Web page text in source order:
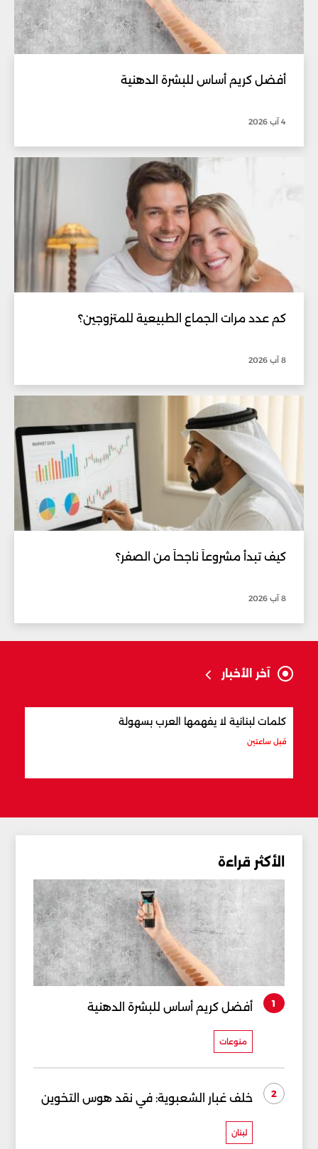
أفضل كريم أساس للبشرة الدهنية
4 آب 2026
كم عدد مرات الجماع الطبيعية للمتزوجين؟
8 آب 2026
كيف تبدأ مشروعاً ناجحاً من الصفر؟
8 آب 2026
آخر الأخبار
كلمات لبنانية لا يفهمها العرب بسهولة
قبل ساعتين
الأكثر قراءة
1 أفضل كريم أساس للبشرة الدهنية
منوعات
2 خلف غبار الشعبوية: في نقد هوس التخوين
لبنان